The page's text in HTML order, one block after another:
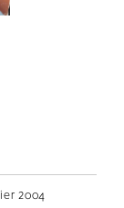
2004